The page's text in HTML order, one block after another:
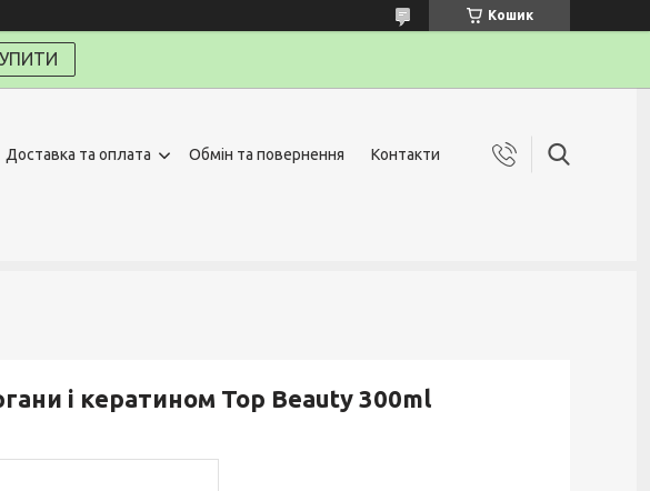
Кошик
Доставка та оплата Обмін та повернення Контакти
і кератином Top Beauty 300ml